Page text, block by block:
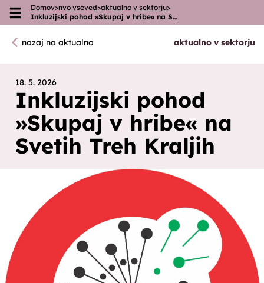
Skoči na vsebino
Domov>nvo vseved>aktualno v sektorju>
Inkluzijski pohod »Skupaj v hribe« na S…
nazaj na aktualno aktualno v sektorju
18. 5. 2026
Inkluzijski pohod
»Skupaj v hribe« na
Svetih Treh Kraljih